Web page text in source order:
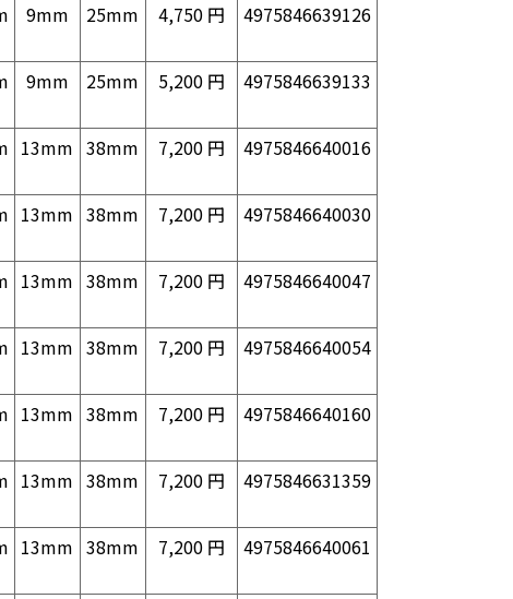
9mm 25mm 4,750 円 4975846639126
9mm 25mm 5,200 円 4975846639133
13mm 38mm 7,200 円 4975846640016
13mm 38mm 7,200 円 4975846640030
13mm 38mm 7,200 円 4975846640047
13mm 38mm 7,200 円 4975846640054
13mm 38mm 7,200 円 4975846640160
13mm 38mm 7,200 円 4975846631359
13mm 38mm 7,200 円 4975846640061